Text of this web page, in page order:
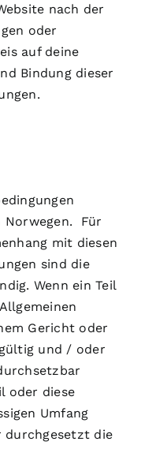
nach der
oder
auf deine
Bindung dieser
Norwegen. Für
mit diesen
sind die
Wenn ein Teil
Gericht oder
und / oder
oder diese
Umfang
durchgesetzt die